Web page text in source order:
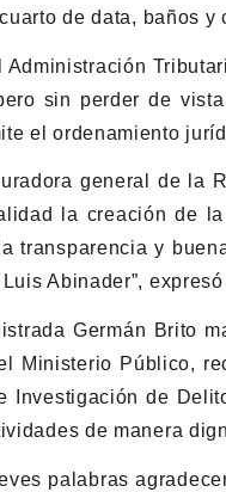
de data, baños
Administración
sin perder de
el ordenamiento
general de la
la creación de
transparencia y
Abinader”,
Germán Brito
Ministerio Público,
Investigación de
de manera
palabras